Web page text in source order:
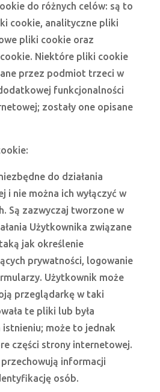
do różnych celów: są to
cookie, analityczne pliki
pliki cookie oraz
Niektóre pliki cookie
przez podmiot trzeci w
funkcjonalności
zostały one opisane
do działania
i nie można ich wyłączyć w
Są zazwyczaj tworzone w
Użytkownika związane
jak określenie
prywatności, logowanie
Użytkownik może
przeglądarkę w taki
te pliki lub była
może to jednak
części strony internetowej.
informacji
osób.